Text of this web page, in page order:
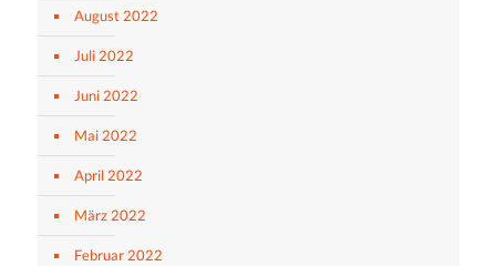
August 2022
Juli 2022
Juni 2022
Mai 2022
April 2022
März 2022
Februar 2022